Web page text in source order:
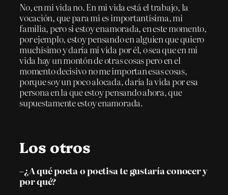
No, en mi vida no. En mi vida está el trabajo, la
vocación, que para mi es importantísima, mi
familia, pero si estoy enamorada, en este momento,
por ejemplo, estoy pensando en alguien que quiero
muchísimo y daría mi vida por él, o sea que en mi
vida hay un montón de otras cosas pero en el
momento decisivo no me importan esas cosas,
porque soy un poco alocada, daría la vida por esa
persona en la que estoy pensando ahora, que
supuestamente estoy enamorada.
Los otros
–¿A qué poeta o poetisa te gustaría conocer y
por qué?